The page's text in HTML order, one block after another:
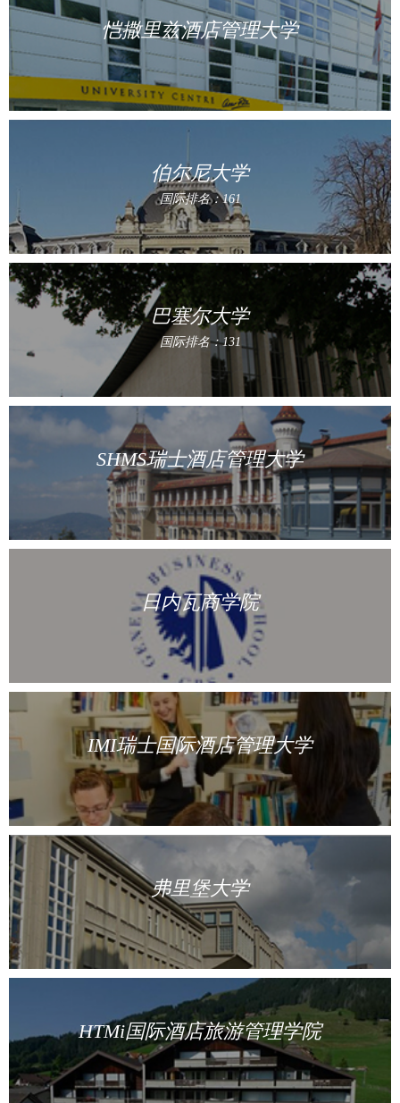
恺撒里兹酒店管理大学
伯尔尼大学
国际排名：161
巴塞尔大学
国际排名：131
SHMS瑞士酒店管理大学
日内瓦商学院
IMI瑞士国际酒店管理大学
弗里堡大学
HTMi国际酒店旅游管理学院